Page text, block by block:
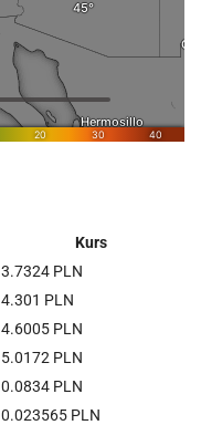
Kurs
3.7324 PLN
4.301 PLN
4.6005 PLN
5.0172 PLN
0.0834 PLN
0.023565 PLN